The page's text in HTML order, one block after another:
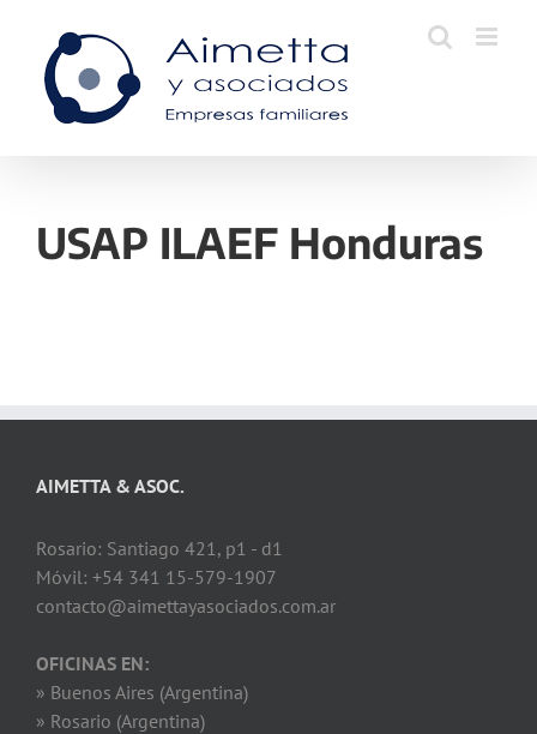
content
USAP ILAEF Honduras
AIMETTA & ASOC.
Rosario: Santiago 421, p1 - d1
Móvil: +54 341 15-579-1907
contacto@aimettayasociados.com.ar
OFICINAS EN:
» Buenos Aires (Argentina)
» Rosario (Argentina)